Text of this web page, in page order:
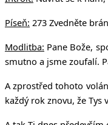
Píseň: 273 Zvedněte
Modlitba: Pane Bože,
smutno a jsme zoufalí.
A zprostřed tohoto
každý rok znovu, že Tys